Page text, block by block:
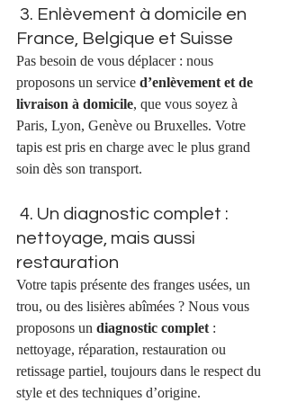
France, Belgique et Suisse
Pas besoin de vous déplacer : nous
proposons un service d’enlèvement et de
livraison à domicile, que vous soyez à
Paris, Lyon, Genève ou Bruxelles. Votre
tapis est pris en charge avec le plus grand
soin dès son transport.
nettoyage, mais aussi
restauration
Votre tapis présente des franges usées, un
trou, ou des lisières abîmées ? Nous vous
proposons un diagnostic complet :
nettoyage, réparation, restauration ou
retissage partiel, toujours dans le respect du
style et des techniques d’origine.